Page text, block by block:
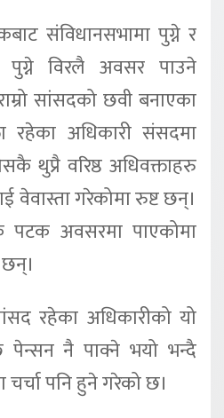
संविधानसभामा पुग्ने र
पुग्ने विरलै अवसर पाउने
सांसदको छवी बनाएका
रहेका अधिकारी संसदमा
थुप्रै वरिष्ठ अधिवक्ताहरु
गरेकोमा रुष्ट छन्।
अवसरमा पाएकोमा
रहेका अधिकारीको यो
नै पाक्ने भयो भन्दै
पनि हुने गरेको छ।